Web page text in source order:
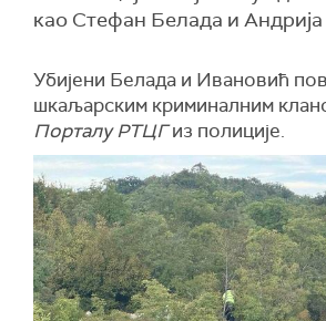
као Стефан Белада и
Убијени Белада и Ивановић
шкаљарским криминалним
Порталу РТЦГиз полиције.